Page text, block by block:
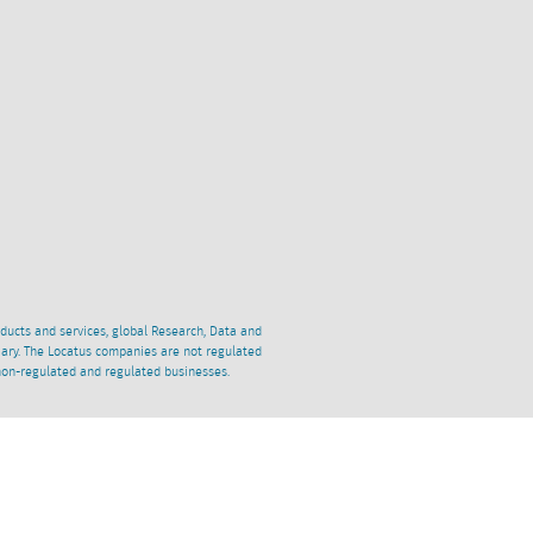
and services, global Research, Data and
The Locatus companies are not regulated
regulated and regulated businesses.